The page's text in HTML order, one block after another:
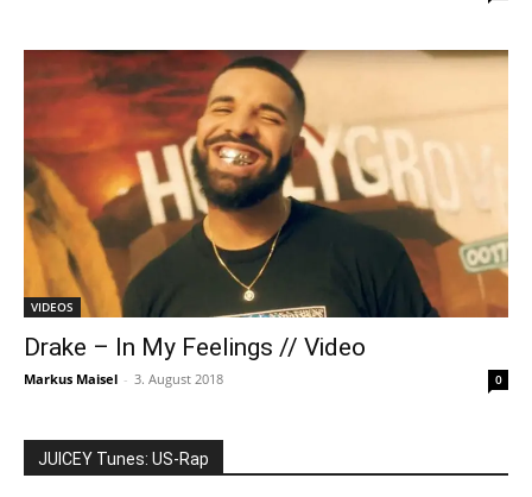
VIDEOS
Drake – In My Feelings // Video
Markus Maisel - 3. August 2018 0
JUICEY Tunes: US-Rap